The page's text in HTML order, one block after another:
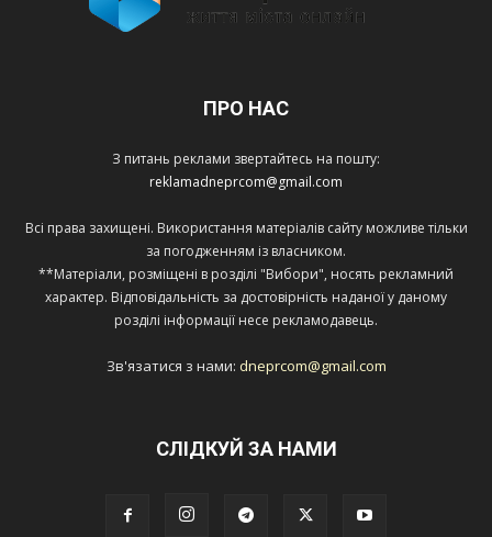
ПРО НАС
З питань реклами звертайтесь на пошту:
reklamadneprcom@gmail.com
Всі права захищені. Використання матеріалів сайту можливе тільки
за погодженням із власником.
**Матеріали, розміщені в розділі "Вибори", носять рекламний
характер. Відповідальність за достовірність наданої у даному
розділі інформації несе рекламодавець.
Зв'язатися з нами: dneprcom@gmail.com
СЛІДКУЙ ЗА НАМИ